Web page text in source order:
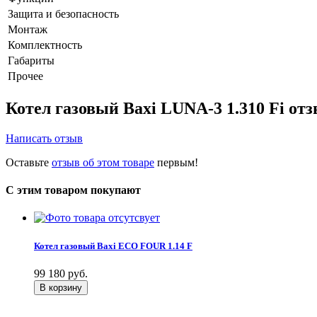
Защита и безопасность
Монтаж
Комплектность
Габариты
Прочее
Котел газовый Baxi LUNA-3 1.310 Fi
Написать отзыв
Оставьте отзыв об этом товаре первым!
С этим товаром покупают
Котел газовый Baxi ECO FOUR 1.14 F
99 180 руб.
В корзину